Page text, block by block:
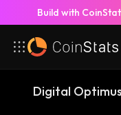
Build with
Digital